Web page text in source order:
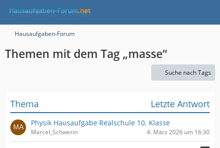
Hausaufgaben-Forum
Themen mit dem Tag „masse“
Suche nach Tags
Thema Letzte Antwort
Physik Hausaufgabe Realschule 10. Klasse
Marcel_Schwerin 4. März 2026 um 16:30